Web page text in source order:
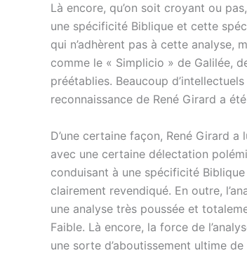
Là encore, qu’on soit croyant ou
une spécificité Biblique et cette
qui n’adhèrent pas à cette analyse,
comme le « Simplicio » de Galilée,
préétablies. Beaucoup
reconnaissance de René Girard a
D’une certaine façon, René Girard
avec une certaine délectation
conduisant à une spécificité
clairement revendiqué. En outre,
une analyse très poussée et
Faible. Là encore, la force de
une sorte d’aboutissement ultime